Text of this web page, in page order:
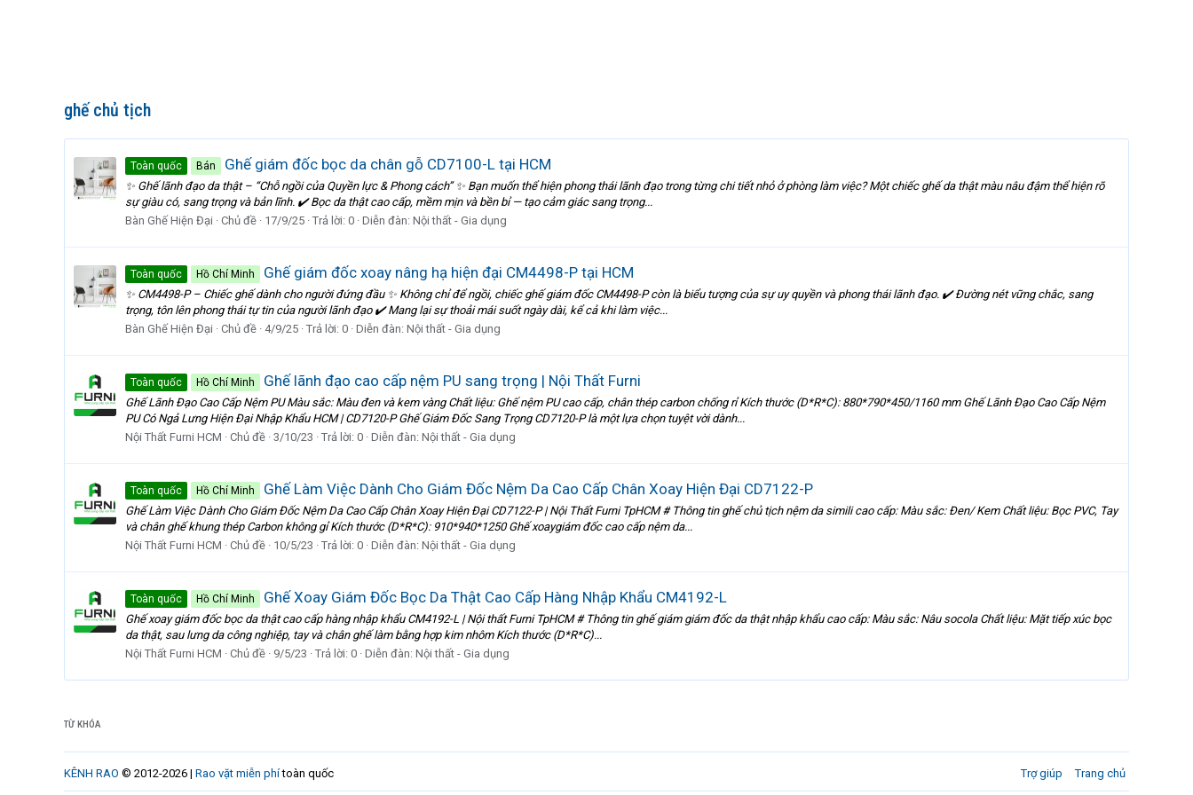
ghế chủ tịch
Toàn quốc Bán Ghế giám đốc bọc da chân gỗ CD7100-L tại HCM
✨ Ghế lãnh đạo da thật – “Chỗ ngồi của Quyền lực & Phong cách” ✨ Bạn muốn thể hiện phong thái lãnh đạo trong từng chi tiết nhỏ ở phòng làm việc? Một chiếc ghế da thật màu nâu đậm thể hiện rõ
sự giàu có, sang trọng và bản lĩnh. ✔️ Bọc da thật cao cấp, mềm mịn và bền bỉ — tạo cảm giác sang trọng...
Bàn Ghế Hiện Đại
Chủ đề 17/9/25 Trả lời: 0 Diễn đàn: Nội thất - Gia dụng
Toàn quốc Hồ Chí Minh Ghế giám đốc xoay nâng hạ hiện đại CM4498-P tại HCM
✨ CM4498-P – Chiếc ghế dành cho người đứng đầu ✨ Không chỉ để ngồi, chiếc ghế giám đốc CM4498-P còn là biểu tượng của sự uy quyền và phong thái lãnh đạo. ✔️ Đường nét vững chắc, sang
trọng, tôn lên phong thái tự tin của người lãnh đạo ✔️ Mang lại sự thoải mái suốt ngày dài, kể cả khi làm việc...
Bàn Ghế Hiện Đại
Chủ đề 4/9/25 Trả lời: 0 Diễn đàn: Nội thất - Gia dụng
Toàn quốc Hồ Chí Minh Ghế lãnh đạo cao cấp nệm PU sang trọng | Nội Thất Furni
Ghế Lãnh Đạo Cao Cấp Nệm PU Màu sắc: Màu đen và kem vàng Chất liệu: Ghế nệm PU cao cấp, chân thép carbon chống rỉ Kích thước (D*R*C): 880*790*450/1160 mm Ghế Lãnh Đạo Cao Cấp Nệm
PU Có Ngả Lưng Hiện Đại Nhập Khẩu HCM | CD7120-P Ghế Giám Đốc Sang Trọng CD7120-P là một lựa chọn tuyệt vời dành...
Nội Thất Furni HCM
Chủ đề 3/10/23 Trả lời: 0 Diễn đàn: Nội thất - Gia dụng
Toàn quốc Hồ Chí Minh Ghế Làm Việc Dành Cho Giám Đốc Nệm Da Cao Cấp Chân Xoay Hiện Đại CD7122-P
Ghế Làm Việc Dành Cho Giám Đốc Nệm Da Cao Cấp Chân Xoay Hiện Đại CD7122-P | Nội Thất Furni TpHCM # Thông tin ghế chủ tịch nệm da simili cao cấp: Màu sắc: Đen/ Kem Chất liệu: Bọc PVC, Tay
và chân ghế khung thép Carbon không gỉ Kích thước (D*R*C): 910*940*1250 Ghế xoaygiám đốc cao cấp nệm da...
Nội Thất Furni HCM
Chủ đề 10/5/23 Trả lời: 0 Diễn đàn: Nội thất - Gia dụng
Toàn quốc Hồ Chí Minh Ghế Xoay Giám Đốc Bọc Da Thật Cao Cấp Hàng Nhập Khẩu CM4192-L
Ghế xoay giám đốc bọc da thật cao cấp hàng nhập khẩu CM4192-L | Nội thất Furni TpHCM # Thông tin ghế giám giám đốc da thật nhập khẩu cao cấp: Màu sắc: Nâu socola Chất liệu: Mặt tiếp xúc bọc
da thật, sau lưng da công nghiệp, tay và chân ghế làm bằng hợp kim nhôm Kích thước (D*R*C)...
Nội Thất Furni HCM
Chủ đề 9/5/23 Trả lời: 0 Diễn đàn: Nội thất - Gia dụng
TỪ KHÓA
Trợ giúp Trang chủ
KÊNH RAO © 2012-2026 | Rao vặt miễn phítoàn quốc